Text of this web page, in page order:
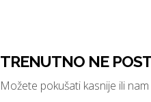
TRENUTNO NE
Možete pokušati kasnije ili